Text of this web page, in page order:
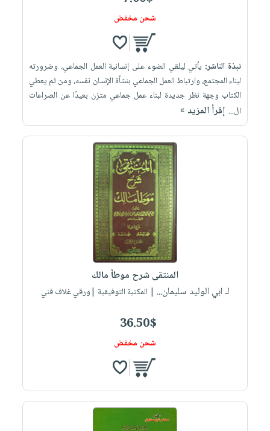
شحن مخفض
نبذة الناشر: يأتي ليلقي الضوء على إنسانية العمل الجماعي، وضرورته
لبناء المجتمع، وارتباط العمل الجماعي بنشأة الإنسان نفسه، ومن ثم يعطي
الكتاب وجهة نظر جديدة لبناء عمل جماعي متزن بعيدًا عن الصراعات
ال... إقرأ المزيد »
المنتقى شرح موطأ مالك
لـ ابي الوليد سليمان... | المكتبة التوفيقية |ورقي غلاف فني
36.50$
شحن مخفض